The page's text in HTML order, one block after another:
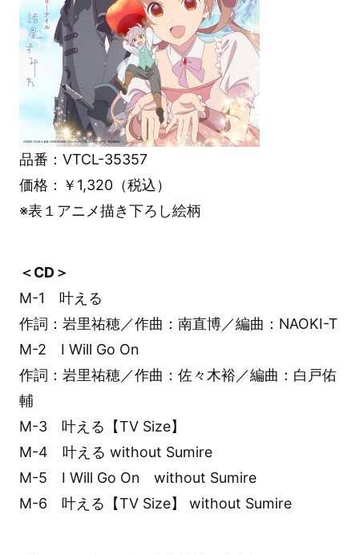
品番：VTCL-35357
価格：￥1,320（税込）
※表１アニメ描き下ろし絵柄
＜CD＞
M-1 叶える
作詞：岩里祐穂／作曲：南直博／編曲：NAOKI-T
M-2 I Will Go On
作詞：岩里祐穂／作曲：佐々木裕／編曲：白戸佑
輔
M-3 叶える【TV Size】
M-4 叶える without Sumire
M-5 I Will Go On without Sumire
M-6 叶える【TV Size】 without Sumire